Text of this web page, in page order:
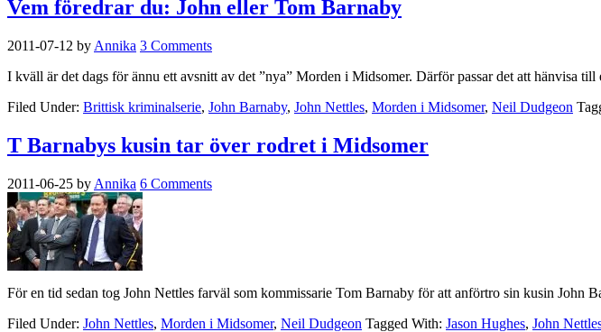
Vem föredrar du: John eller Tom Barnaby
2011-07-12 by Annika 3 Comments
I kväll är det dags för ännu ett avsnitt av det ”nya” Morden i Midsomer. Därför passar det att hänvisa
Filed Under: Brittisk kriminalserie, John Barnaby, John Nettles, Morden i Midsomer, Neil Dudgeon
T Barnabys kusin tar över rodret i Midsomer
2011-06-25 by Annika 6 Comments
För en tid sedan tog John Nettles farväl som kommissarie Tom Barnaby för att anförtro sin kusin
Filed Under: John Nettles, Morden i Midsomer, Neil Dudgeon Tagged With: Jason Hughes, John